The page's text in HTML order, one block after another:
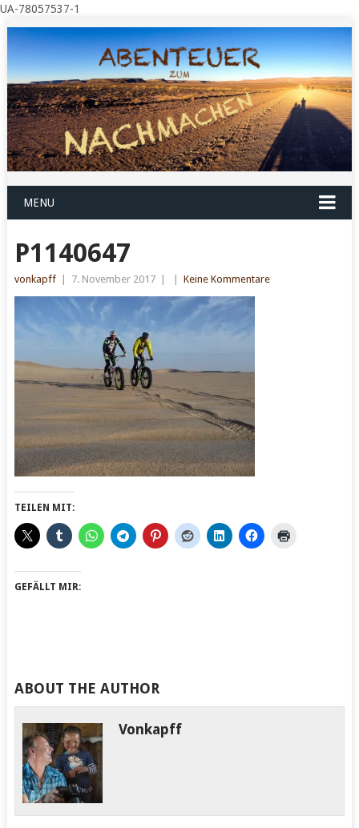
UA-78057537-1
MENU
P1140647
vonkapff 7. November 2017 Keine Kommentare
TEILEN MIT:
GEFÄLLT MIR:
ABOUT THE AUTHOR
Vonkapff